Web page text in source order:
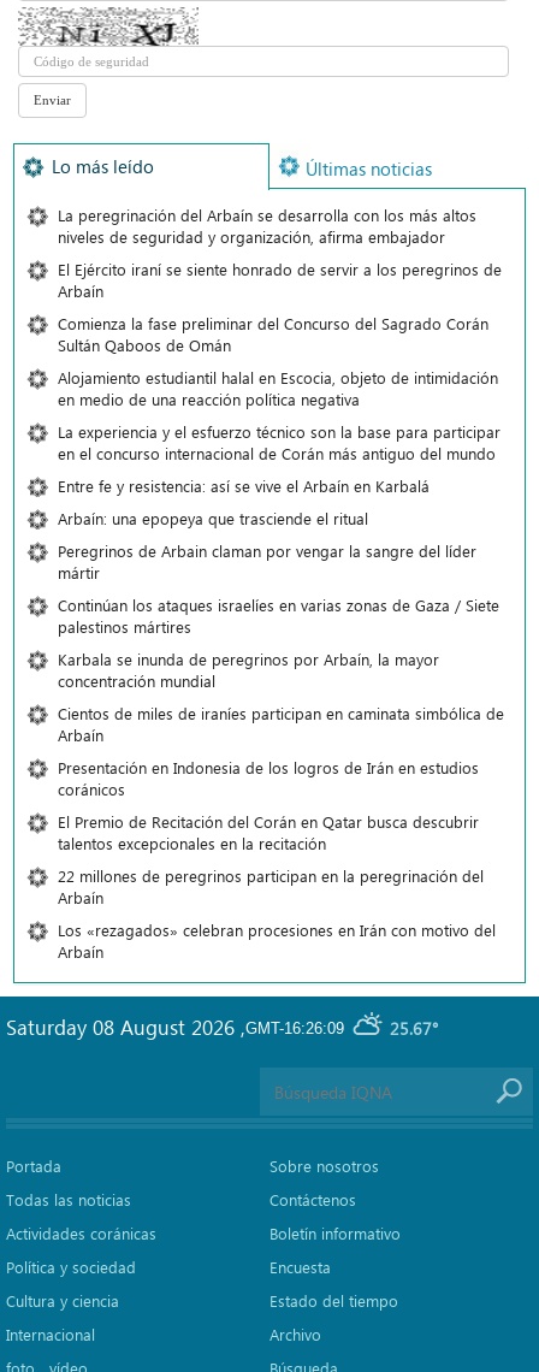
Lo más leído Últimas noticias
La peregrinación del Arbaín se desarrolla con los más altos
niveles de seguridad y organización, afirma embajador
El Ejército iraní se siente honrado de servir a los peregrinos de
Arbaín
Comienza la fase preliminar del Concurso del Sagrado Corán
Sultán Qaboos de Omán
Alojamiento estudiantil halal en Escocia, objeto de intimidación
en medio de una reacción política negativa
La experiencia y el esfuerzo técnico son la base para participar
en el concurso internacional de Corán más antiguo del mundo
Entre fe y resistencia: así se vive el Arbaín en Karbalá
Arbaín: una epopeya que trasciende el ritual
Peregrinos de Arbain claman por vengar la sangre del líder
mártir
Continúan los ataques israelíes en varias zonas de Gaza / Siete
palestinos mártires
Karbala se inunda de peregrinos por Arbaín, la mayor
concentración mundial
Cientos de miles de iraníes participan en caminata simbólica de
Arbaín
Presentación en Indonesia de los logros de Irán en estudios
coránicos
El Premio de Recitación del Corán en Qatar busca descubrir
talentos excepcionales en la recitación
22 millones de peregrinos participan en la peregrinación del
Arbaín
Los «rezagados» celebran procesiones en Irán con motivo del
Arbaín
GMT-16:26:09 25.67°
Saturday 08 August 2026 ,
Portada
Todas las noticias
Actividades coránicas
Política y sociedad
Cultura y ciencia
Internacional
Sobre nosotros
Contáctenos
Boletín informativo
Encuesta
Estado del tiempo
Archivo